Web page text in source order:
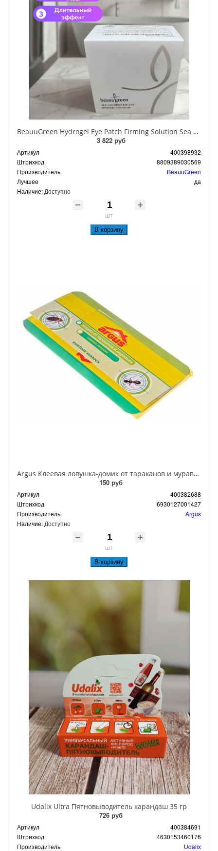
BeauuGreen Hydrogel Eye Patch Firming Solution Sea Cocumber & Black Гидрогелевые патчи для кожи вокруг глаз с экстрактом черного морского огурца 60 шт 90 гр
3 822 руб
Артикул
400398932
Штрихкод
8809389030569
Производитель
BeauuGreen
Лучшее
да
Наличие: Доступно
шт
В корзину
Argus Клеевая ловушка-домик от тараканов и муравьев
150 руб
Артикул
400382688
Штрихкод
6930127001427
Производитель
Argus
Наличие: Доступно
шт
В корзину
Udalix Ultra Пятновыводитель карандаш 35 гр
726 руб
Артикул
400384691
Штрихкод
4630153460176
Производитель
Udalix